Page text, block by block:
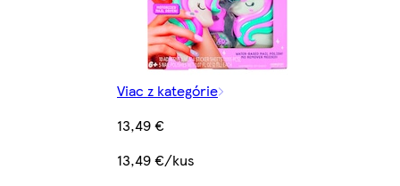
Viac z kategórie
13,49 €
13,49 €/kus